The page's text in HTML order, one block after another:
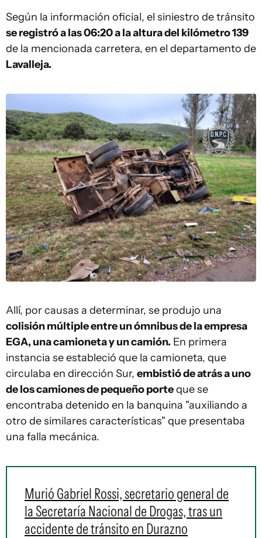
Según la información oficial, el siniestro de tránsito
se registró a las 06:20 a la altura del kilómetro 139
de la mencionada carretera, en el departamento de
Lavalleja.
Allí, por causas a determinar, se produjo una
colisión múltiple entre un ómnibus de la empresa
EGA, una camioneta y un camión. En primera
instancia se estableció que la camioneta, que
circulaba en dirección Sur, embistió de atrás a uno
de los camiones de pequeño porteque se
encontraba detenido en la banquina "auxiliando a
otro de similares características" que presentaba
una falla mecánica.
Murió Gabriel Rossi, secretario general de
la Secretaría Nacional de Drogas, tras un
accidente de tránsito en Durazno